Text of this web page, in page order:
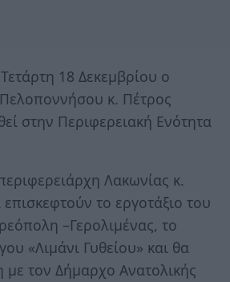
18 Δεκεμβρίου ο
κ. Πέτρος
στην Περιφερειακή Ενότητα
Λακωνίας κ.
το εργοτάξιο του
–Γερολιμένας, το
«Λιμάνι Γυθείου» και θα
τον Δήμαρχο Ανατολικής